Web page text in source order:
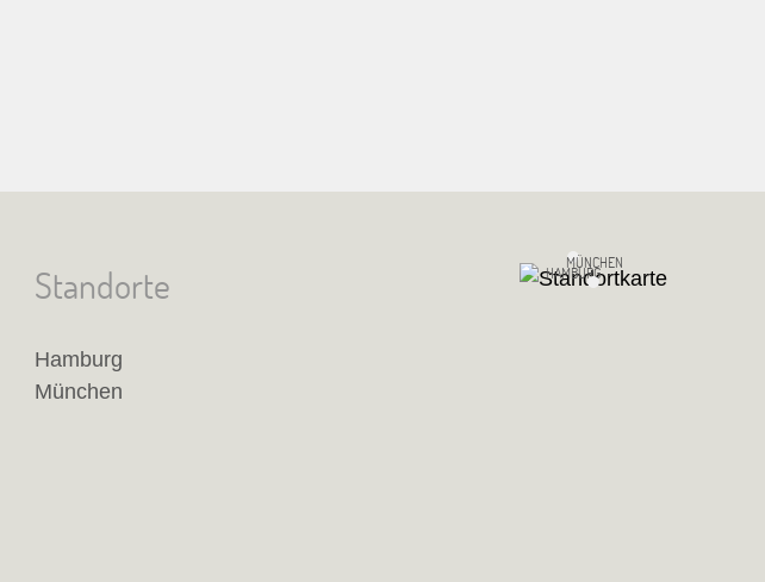
Standorte
Hamburg
München
HAMBURG
MÜNCHEN